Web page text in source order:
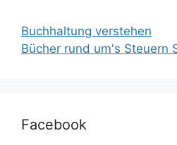
Buchhaltung verstehen
Bücher rund um's Steuern
Facebook